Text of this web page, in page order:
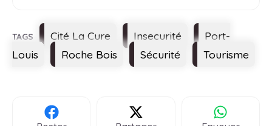
Étiquettes
Cité La Cure Insecurité
Port-
Louis
Roche Bois Sécurité Tourisme